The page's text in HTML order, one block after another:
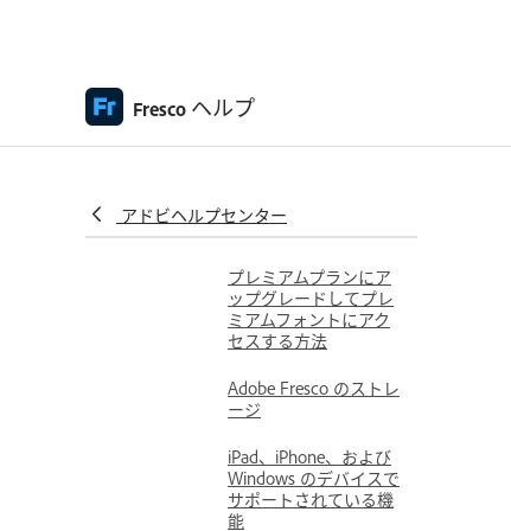
Fresco ヘルプ
アドビヘルプセンターユーザーインターフェ
イスの基本
プレミアムプランにア
ップグレードしてプレ
ミアムフォントにアク
セスする方法
Adobe Fresco のストレ
ージ
iPad、iPhone、および
Windows のデバイスで
サポートされている機
能